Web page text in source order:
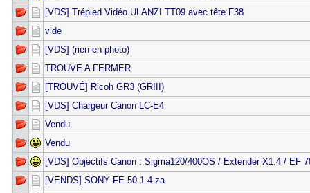
[VDS] Trépied Vidéo ULANZI TT09 avec tête F38
vide
[VDS] (rien en photo)
TROUVE A FERMER
[TROUVÉ] Ricoh GR3 (GRIII)
[VDS] Chargeur Canon LC-E4
Vendu
Vendu
[VDS] Objectifs Canon : Sigma120/400OS / Extender X1.4 / EF
[VENDS] SONY FE 50 1.4 za